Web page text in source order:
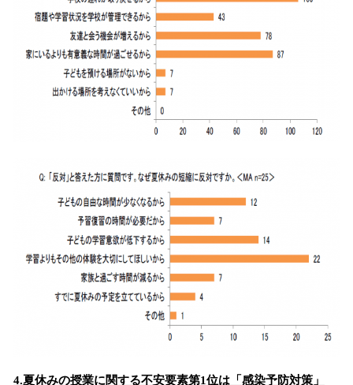
4.夏休みの授業に関する不安要素第1位は「感染予防対策」